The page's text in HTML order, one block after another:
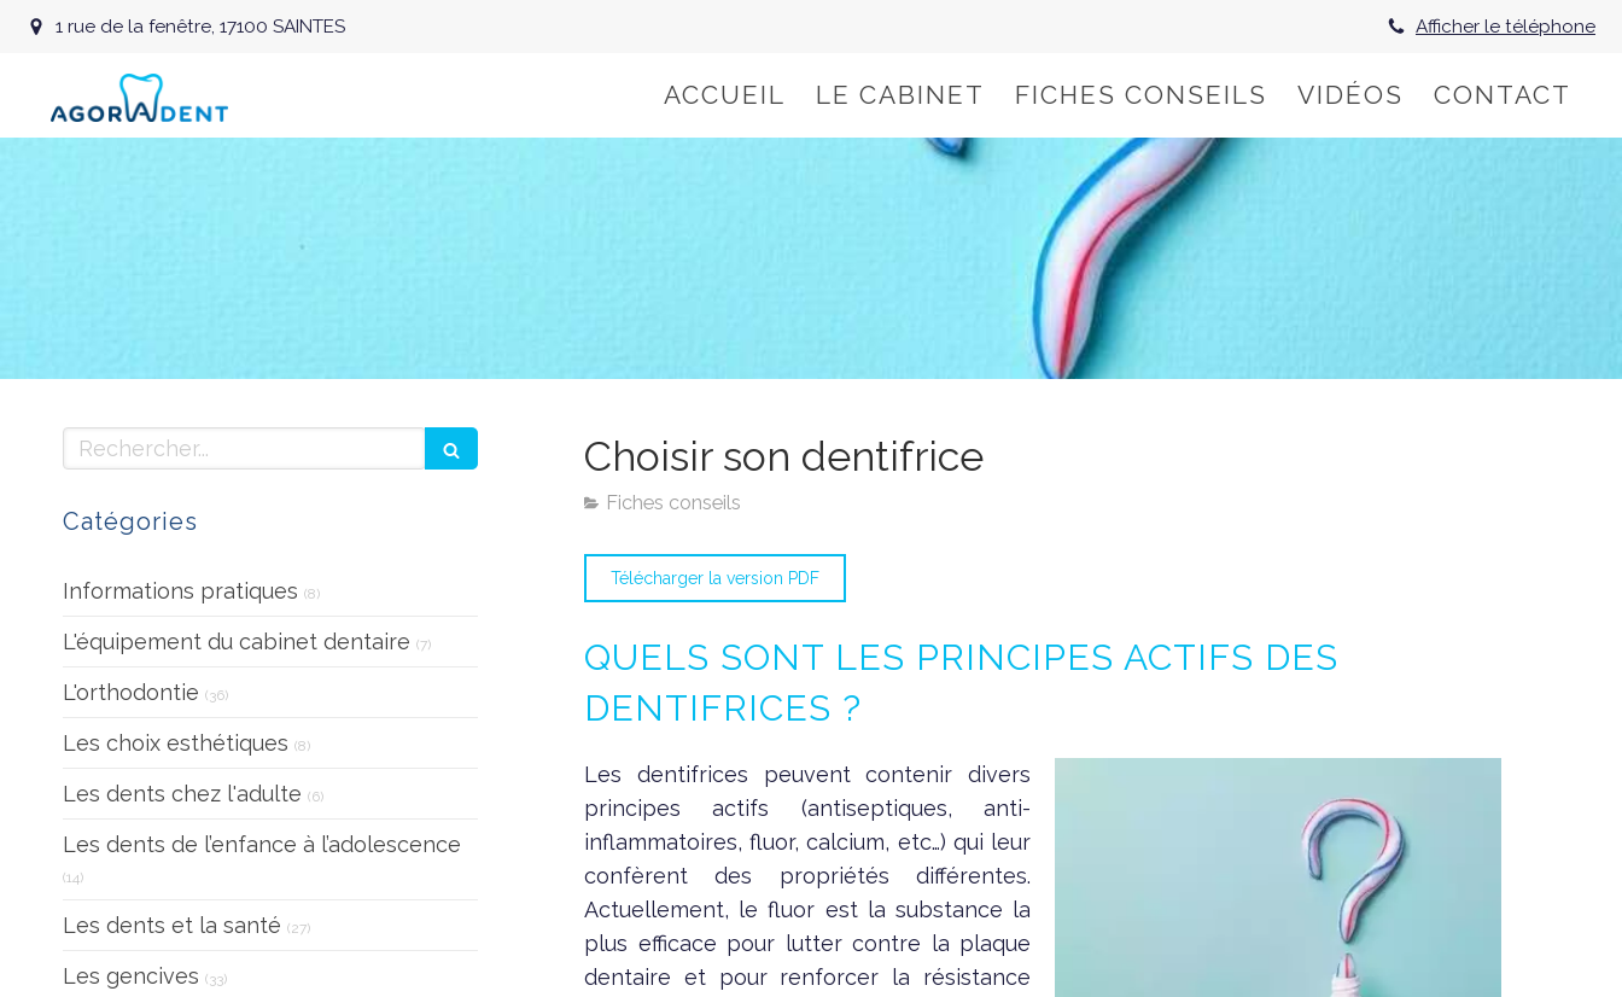
1 rue de la fenêtre, 17100 SAINTES Afficher le téléphone
ACCUEIL LE CABINET FICHES CONSEILS VIDÉOS CONTACT
Choisir son dentifrice
Fiches conseils
Télécharger la version PDF
QUELS SONT LES PRINCIPES ACTIFS DES
DENTIFRICES ?
Les dentifrices peuvent contenir divers
principes actifs (antiseptiques, anti-
inflammatoires, fluor, calcium, etc…) qui leur
confèrent des propriétés différentes.
Actuellement, le fluor est la substance la
plus efficace pour lutter contre la plaque
dentaire et pour renforcer la résistance
Rechercher
Catégories
Informations pratiques (8)
L'équipement du cabinet dentaire (7)
L'orthodontie (36)
Les choix esthétiques (8)
Les dents chez l'adulte (6)
Les dents de l’enfance à l’adolescence
(14)
Les dents et la santé (27)
Les gencives (33)